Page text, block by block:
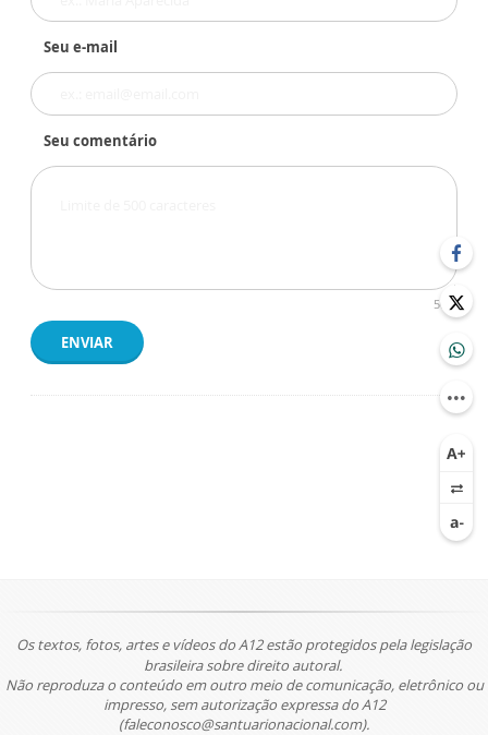
Seu e-mail
Seu comentário
500
ENVIAR
Os textos, fotos, artes e vídeos do A12 estão protegidos pela legislação
brasileira sobre direito autoral.
Não reproduza o conteúdo em outro meio de comunicação, eletrônico ou
impresso, sem autorização expressa do A12
(faleconosco@santuarionacional.com).